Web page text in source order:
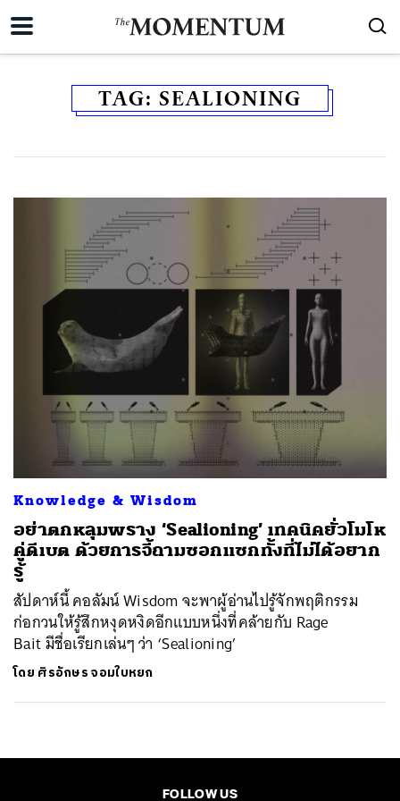
TAG: SEALIONING
Knowledge & Wisdom
อย่าตกหลุมพราง ‘Sealioning’ เทคนิคยั่วโมโห
คู่ดีเบต ด้วยการจี้ถามซอกแซกทั้งที่ไม่ได้อยาก
รู้
สัปดาห์นี้ คอลัมน์ Wisdom จะพาผู้อ่านไปรู้จักพฤติกรรม
ก่อกวนให้รู้สึกหงุดหงิดอีกแบบหนึ่งที่คล้ายกับ Rage
Bait มีชื่อเรียกเล่นๆ ว่า ‘Sealioning’
โดย ศิรอักษร จอมใบหยก
FOLLOW US
SHARE TWEET LINE EMAIL